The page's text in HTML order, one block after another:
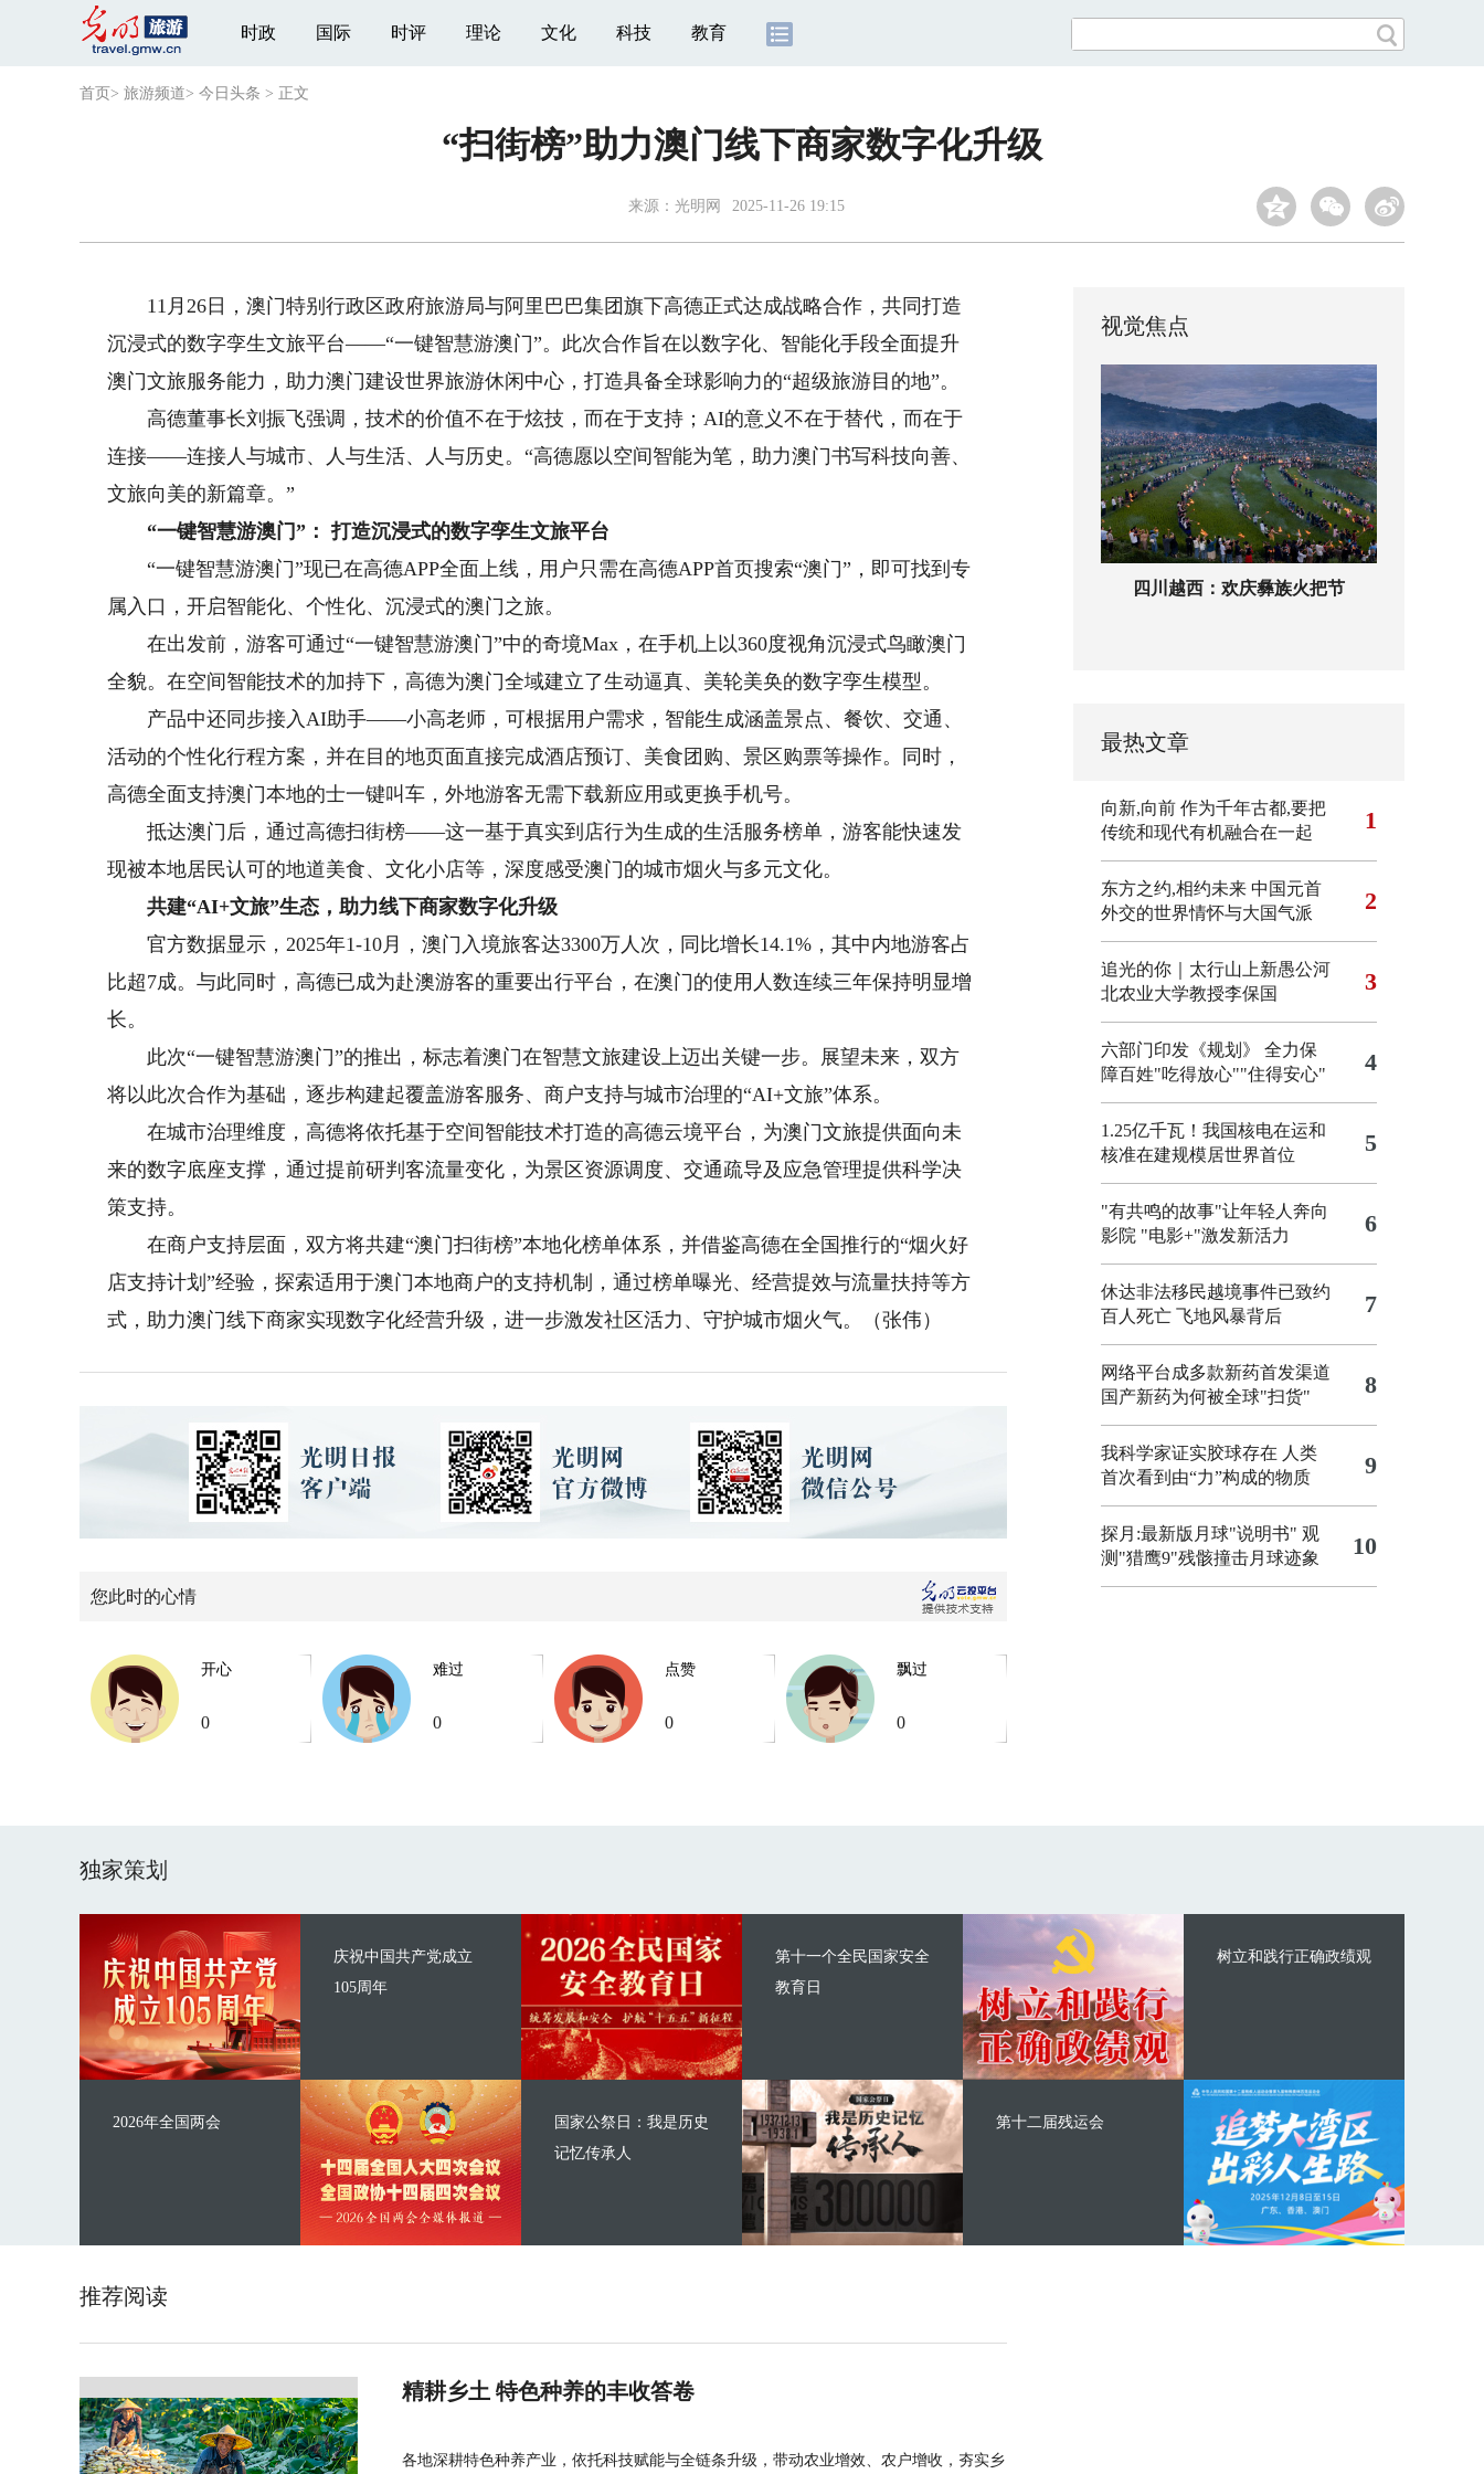
时政 国际 时评 理论 文化 科技 教育
首页 > 旅游频道> 今日头条 > 正文
“扫街榜”助力澳门线下商家数字化升级
来源： 光明网 2025-11-26 19:15
11月26日，澳门特别行政区政府旅游局与阿里巴巴集团旗下高德正式达成战略合作，共同打造
沉浸式的数字孪生文旅平台——“一键智慧游澳门”。此次合作旨在以数字化、智能化手段全面提升
澳门文旅服务能力，助力澳门建设世界旅游休闲中心，打造具备全球影响力的“超级旅游目的地”。
高德董事长刘振飞强调，技术的价值不在于炫技，而在于支持；AI的意义不在于替代，而在于
连接——连接人与城市、人与生活、人与历史。“高德愿以空间智能为笔，助力澳门书写科技向善、
文旅向美的新篇章。”
“一键智慧游澳门”： 打造沉浸式的数字孪生文旅平台
“一键智慧游澳门”现已在高德APP全面上线，用户只需在高德APP首页搜索“澳门”，即可找到专
属入口，开启智能化、个性化、沉浸式的澳门之旅。
在出发前，游客可通过“一键智慧游澳门”中的奇境Max，在手机上以360度视角沉浸式鸟瞰澳门
全貌。在空间智能技术的加持下，高德为澳门全域建立了生动逼真、美轮美奂的数字孪生模型。
产品中还同步接入AI助手——小高老师，可根据用户需求，智能生成涵盖景点、餐饮、交通、
活动的个性化行程方案，并在目的地页面直接完成酒店预订、美食团购、景区购票等操作。同时，
高德全面支持澳门本地的士一键叫车，外地游客无需下载新应用或更换手机号。
抵达澳门后，通过高德扫街榜——这一基于真实到店行为生成的生活服务榜单，游客能快速发
现被本地居民认可的地道美食、文化小店等，深度感受澳门的城市烟火与多元文化。
共建“AI+文旅”生态，助力线下商家数字化升级
官方数据显示，2025年1-10月，澳门入境旅客达3300万人次，同比增长14.1%，其中内地游客占
比超7成。与此同时，高德已成为赴澳游客的重要出行平台，在澳门的使用人数连续三年保持明显增
长。
此次“一键智慧游澳门”的推出，标志着澳门在智慧文旅建设上迈出关键一步。展望未来，双方
将以此次合作为基础，逐步构建起覆盖游客服务、商户支持与城市治理的“AI+文旅”体系。
在城市治理维度，高德将依托基于空间智能技术打造的高德云境平台，为澳门文旅提供面向未
来的数字底座支撑，通过提前研判客流量变化，为景区资源调度、交通疏导及应急管理提供科学决
策支持。
在商户支持层面，双方将共建“澳门扫街榜”本地化榜单体系，并借鉴高德在全国推行的“烟火好
店支持计划”经验，探索适用于澳门本地商户的支持机制，通过榜单曝光、经营提效与流量扶持等方
式，助力澳门线下商家实现数字化经营升级，进一步激发社区活力、守护城市烟火气。（张伟）
您此时的心情
开心
0
难过
0
点赞
0
飘过
0
视觉焦点
四川越西：欢庆彝族火把节
最热文章
向新,向前 作为千年古都,要把
传统和现代有机融合在一起
1
东方之约,相约未来 中国元首
外交的世界情怀与大国气派
2
追光的你｜太行山上新愚公河
北农业大学教授李保国
3
六部门印发《规划》 全力保
障百姓"吃得放心""住得安心"
4
1.25亿千瓦！我国核电在运和
核准在建规模居世界首位
5
"有共鸣的故事"让年轻人奔向
影院 "电影+"激发新活力 6
休达非法移民越境事件已致约
百人死亡 飞地风暴背后 7
网络平台成多款新药首发渠道
国产新药为何被全球"扫货"
8
我科学家证实胶球存在 人类
首次看到由“力”构成的物质
9
探月:最新版月球"说明书" 观
测"猎鹰9"残骸撞击月球迹象
10
独家策划
庆祝中国共产党成立
105周年
2026年全国两会
第十一个全民国家安全
教育日
国家公祭日：我是历史
记忆传承人
树立和践行正确政绩观
第十二届残运会
推荐阅读
精耕乡土 特色种养的丰收答卷
各地深耕特色种养产业，依托科技赋能与全链条升级，带动农业增效、农户增收，夯实乡